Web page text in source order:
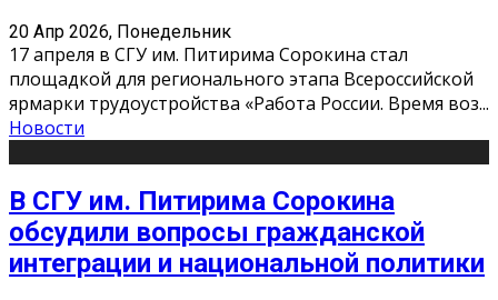
20 Апр 2026, Понедельник
17 апреля в СГУ им. Питирима Сорокина стал
площадкой для регионального этапа Всероссийской
ярмарки трудоустройства «Работа России. Время воз...
Новости
В СГУ им. Питирима Сорокина
обсудили вопросы гражданской
интеграции и национальной политики